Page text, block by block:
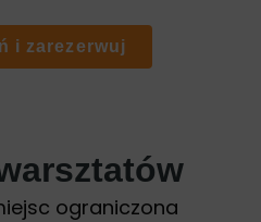
i zarezerwuj
ograniczona